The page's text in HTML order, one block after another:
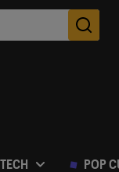
TECH POP